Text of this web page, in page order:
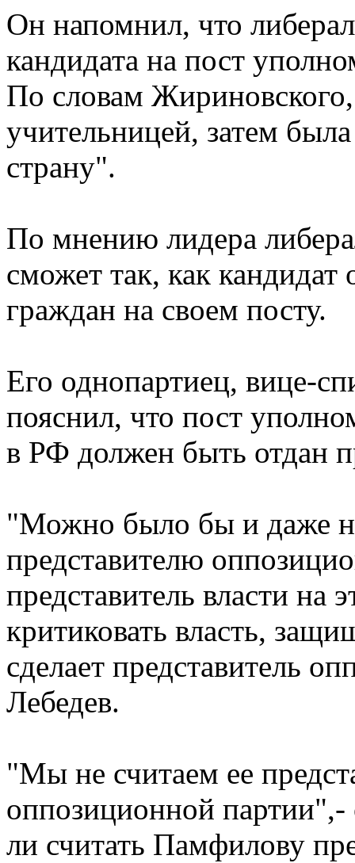
Он напомнил, что
кандидата на пост
По словам Жириновского,
учительницей, затем
страну".
По мнению лидера
сможет так, как
граждан на своем посту.
Его однопартиец, вице-
пояснил, что пост
в РФ должен быть отдан
"Можно было бы и даже
представителю
представитель власти на
критиковать власть,
сделает представитель
Лебедев.
"Мы не считаем ее
оппозиционной
ли считать Памфилову